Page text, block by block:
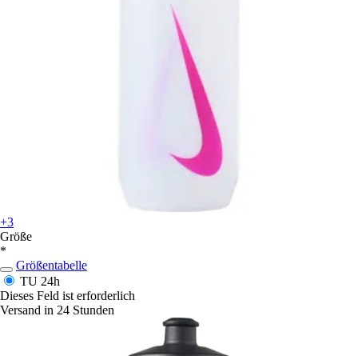
+3
Größe
*
Größentabelle
TU 24h
Dieses Feld ist erforderlich
Versand in 24 Stunden